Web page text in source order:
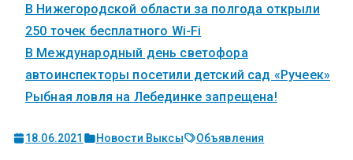
В Нижегородской области за полгода открыли
250 точек бесплатного Wi-Fi
В Международный день светофора
автоинспекторы посетили детский сад «Ручеек»
Рыбная ловля на Лебединке запрещена!
18.06.2021 Новости Выксы Объявления